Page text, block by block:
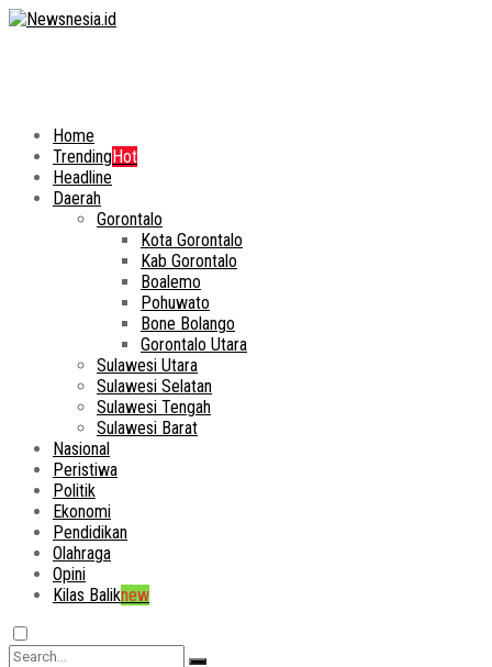
Home
TrendingHot
Headline
Daerah
Gorontalo
Kota Gorontalo
Kab Gorontalo
Boalemo
Pohuwato
Bone Bolango
Gorontalo Utara
Sulawesi Utara
Sulawesi Selatan
Sulawesi Tengah
Sulawesi Barat
Nasional
Peristiwa
Politik
Ekonomi
Pendidikan
Olahraga
Opini
Kilas Baliknew